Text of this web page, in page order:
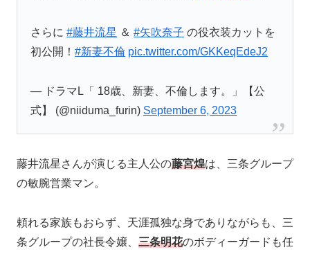
さらに#藤井流星 ＆#矢吹奈子 の役衣装カットを
初公開！#新妻不倫 pic.twitter.com/GKKeqEdeJ2
— ドラマL「 18歳、新妻、不倫します。」【公
式】 (@niiduma_furin) September 6, 2023
藤井流星さんが演じる主人公の藤宮煌は、三条グループ
の敏腕営業マン。
頼れる家族もおらず、天涯孤独な身でありながらも、三
条グループの社長令嬢、 三条明花のボディーガードも任